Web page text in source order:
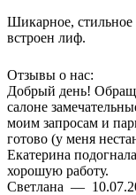
Шикарное,
встроен лиф.
Отзывы о нас:
Добрый день!
салоне
моим запросам и
готово (у меня
Екатерина
хорошую работу.
Светлана —